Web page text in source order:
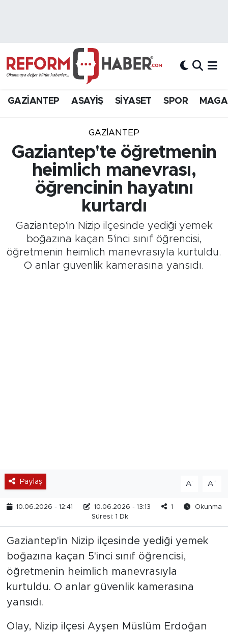
GAZİANTEP ASAYİŞ SİYASET SPOR
GAZIANTEP
Gaziantep'te öğretmenin
heimlich manevrası,
öğrencinin hayatını
kurtardı
Gaziantep'in Nizip ilçesinde yediği yemek
boğazına kaçan 5'inci sınıf öğrencisi,
öğretmenin heimlich manevrasıyla kurtuldu.
O anlar güvenlik kamerasına yansıdı.
Paylaş A- A+
10.06.2026 - 12:41 10.06.2026 - 13:13 1
Okunma
Süresi: 1 Dk
Gaziantep'in Nizip ilçesinde yediği yemek
boğazına kaçan 5'inci sınıf öğrencisi,
öğretmenin heimlich manevrasıyla
kurtuldu. O anlar güvenlik kamerasına
yansıdı.
Olay, Nizip ilçesi Ayşen Müslüm Erdoğan
Hava Durumu
Süper Lig Puan Durumu ve Fikstür
Tüm Manşetler
Son Dakika Haberleri
Haber Arşivi